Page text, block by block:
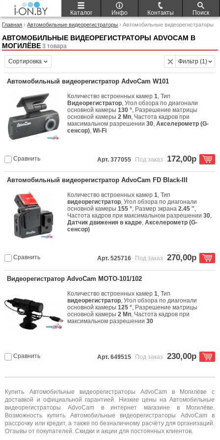
Каталог Инфо Контакты Поиск
Главная ›Автомобильные видеорегистраторы › Автомобильные видеорегистраторы
АВТОМОБИЛЬНЫЕ ВИДЕОРЕГИСТРАТОРЫ ADVOCAM В
МОГИЛЁВЕ 3 товара
Купить Автомобильные видеорегистраторы AdvoCam в Могилёве с
доставкой и официальной гарантией. Низкие цены на Автомобильные
видеорегистраторы AdvoCam в интернет магазине в Могилёве.
Возможность купить Автомобильные видеорегистраторы AdvoCam в
рассрочку или кредит, а также по безналичному расчёту для организаций.
Отзывы от покупателей. Скидки и акции для постоянных клиентов.
Сортировка Фильтр (1)
Автомобильный видеорегистратор AdvoCam W101
Количество встроенных камер1, Тип
Видеорегистратор, Угол обзора по диагонали
основной камеры130 °, Разрешение матрицы
основной камеры2 Мп, Частота кадров при
максимальном разрешении30,Акселерометр (G-
сенсор),Wi-Fi
Сравнить Арт. 377055 Под заказ 172,00р
Автомобильный видеорегистратор AdvoCam FD Black-III
Количество встроенных камер1, Тип
видеорегистратор, Угол обзора по диагонали
основной камеры155 °, Размер экрана2.45 '',
Частота кадров при максимальном разрешении30,
Датчик движения в кадре,Акселерометр (G-
сенсор)
Сравнить Арт. 525716 Под заказ 270,00р
Видеорегистратор AdvoCam MOTO-101/102
Количество встроенных камер1, Тип
видеорегистратор, Угол обзора по диагонали
основной камеры125 °, Разрешение матрицы
основной камеры2 Мп, Частота кадров при
максимальном разрешении30
Сравнить Арт. 649515 Под заказ 230,00р